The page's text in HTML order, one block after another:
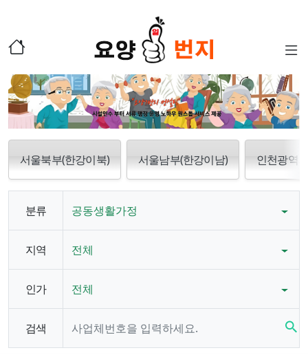
서울북부(한강이북) 서울남부(한강이남) 인천광역시
분류 공동생활가정
지역 전체
인가 전체
검색 search